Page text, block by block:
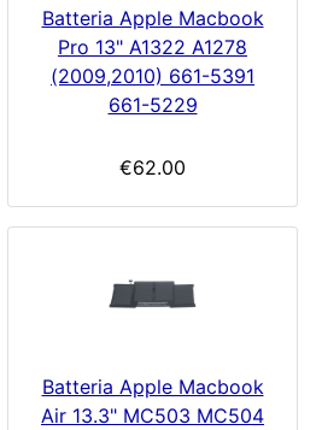
Batteria Apple Macbook
Pro 13" A1322 A1278
(2009,2010) 661-5391
661-5229
€62.00
Batteria Apple Macbook
Air 13.3" MC503 MC504